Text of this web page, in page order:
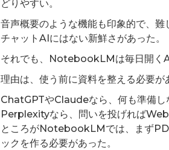
どりやすい。
音声概要のような機能も印象的で、
チャットAIにはない新鮮さがあった。
それでも、NotebookLMは毎日開く
理由は、使う前に資料を整える必要が
ChatGPTやClaudeなら、何も準備し
Perplexityなら、問いを投げればWeb
ところがNotebookLMでは、まず
ックを作る必要があった。